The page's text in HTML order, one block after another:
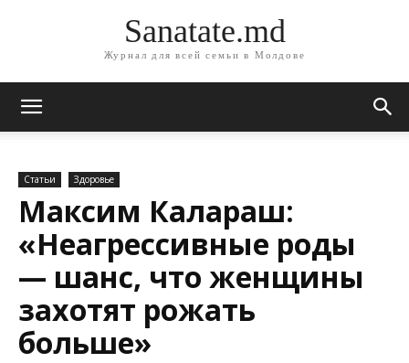
Sanatate.md
Журнал для всей семьи в Молдове
Статьи Здоровье
Максим Калараш:
«Неагрессивные роды
— шанс, что женщины
захотят рожать
больше»